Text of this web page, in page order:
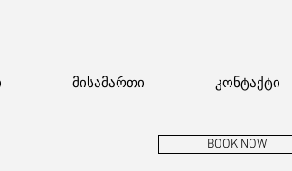
მისამართი კონტაქტი
BOOK NOW